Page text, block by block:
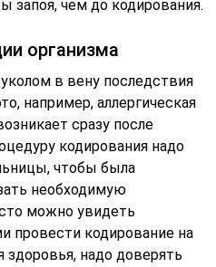
запоя, чем до кодирования.
организма
в вену последствия
например, аллергическая
сразу после
кодирования надо
чтобы была
необходимую
можно увидеть
провести кодирование на
здоровья, надо доверять